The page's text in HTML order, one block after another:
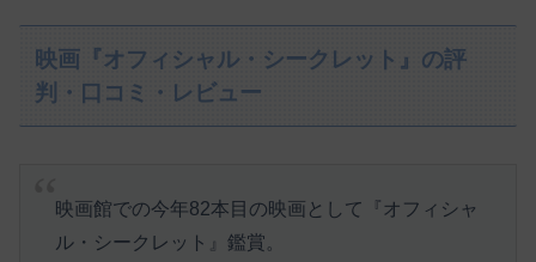
映画『オフィシャル・シークレット』の評
判・口コミ・レビュー
映画館での今年82本目の映画として『オフィシャ
ル・シークレット』鑑賞。